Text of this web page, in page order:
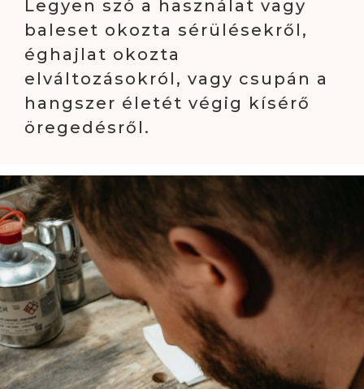
Legyen szó a használat vagy
baleset okozta sérülésekről,
éghajlat okozta
elváltozásokról, vagy csupán a
hangszer életét végig kísérő
öregedésről.